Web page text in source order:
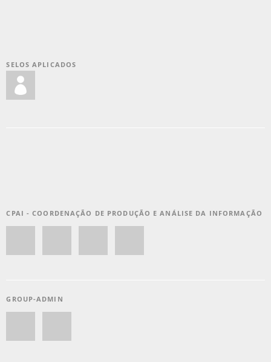
SELOS APLICADOS
CPAI - COORDENAÇÃO DE PRODUÇÃO E ANÁLISE DA INFORMAÇÃO
GROUP-ADMIN